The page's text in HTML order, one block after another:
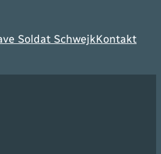
Soldat SchwejkKontakt